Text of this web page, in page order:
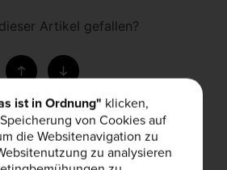
Artikel gefallen?
ist in Ordnung" klicken,
von Cookies auf
die Websitenavigation zu
zu analysieren